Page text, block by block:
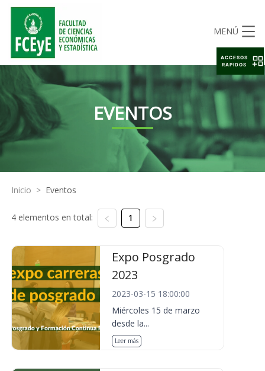
MENÚ
EVENTOS
Inicio > Eventos
4 elementos en total: 1
Expo Posgrado
2023
2023-03-15 18:00:00
Miércoles 15 de marzo
desde la...
Leer más
ACCESOS
RAPIDOS